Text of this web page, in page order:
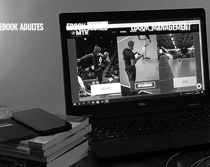
EBOOK ADULTES EBOOK JEUNES EBOOK MANAGEMENT